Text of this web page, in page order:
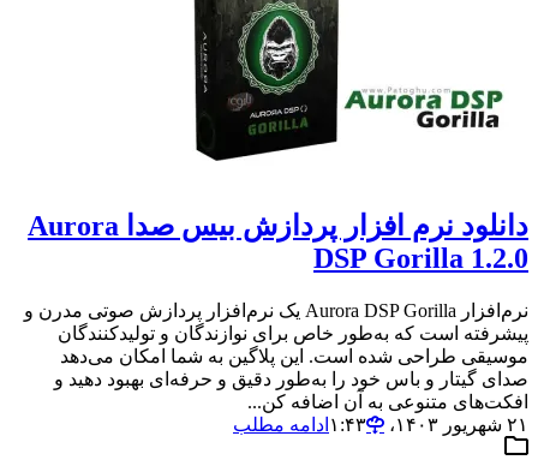
دانلود نرم افزار پردازش بیس صدا Aurora
DSP Gorilla 1.2.0
نرم‌افزار Aurora DSP Gorilla یک نرم‌افزار پردازش صوتی مدرن و
پیشرفته است که به‌طور خاص برای نوازندگان و تولیدکنندگان
موسیقی طراحی شده است. این پلاگین به شما امکان می‌دهد
صدای گیتار و باس خود را به‌طور دقیق و حرفه‌ای بهبود دهید و
افکت‌های متنوعی به آن اضافه کن...
۲۱ شهریور ۱۴۰۳،‏ ۱:۴۳
ادامه مطلب